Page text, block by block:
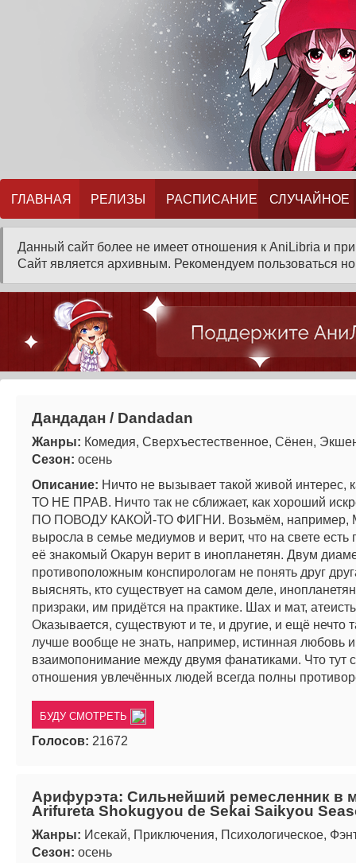
ГЛАВНАЯ РЕЛИЗЫ РАСПИСАНИЕ СЛУЧАЙНОЕ
Данный сайт более не имеет отношения к AniLibria и
Сайт является архивным. Рекомендуем пользоваться
Дандадан / Dandadan
Жанры: Комедия, Сверхъестественное, Сёнен,
Сезон: осень
Описание: Ничто не вызывает такой живой интерес,
ТО НЕ ПРАВ. Ничто так не сближает, как хороший
ПО ПОВОДУ КАКОЙ-ТО ФИГНИ. Возьмём, например,
выросла в семье медиумов и верит, что на свете есть
её знакомый Окарун верит в инопланетян. Двум
противоположным конспирологам не понять друг
выяснять, кто существует на самом деле,
призраки, им придётся на практике. Шах и мат,
Оказывается, существуют и те, и другие, и ещё нечто
лучше вообще не знать, например, истинная любовь и
взаимопонимание между двумя фанатиками. Что тут
отношения увлечённых людей всегда полны
БУДУ СМОТРЕТЬ
Голосов: 21672
Арифурэта: Сильнейший ремесленник в
Arifureta Shokugyou de Sekai Saikyou
Жанры: Исекай, Приключения, Психологическое,
Сезон: осень